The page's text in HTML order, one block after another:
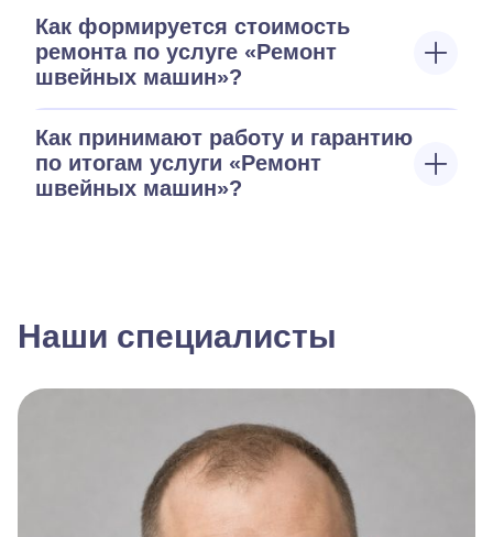
Как формируется стоимость
ремонта по услуге «Ремонт
швейных машин»?
Как принимают работу и гарантию
по итогам услуги «Ремонт
швейных машин»?
Наши специалисты